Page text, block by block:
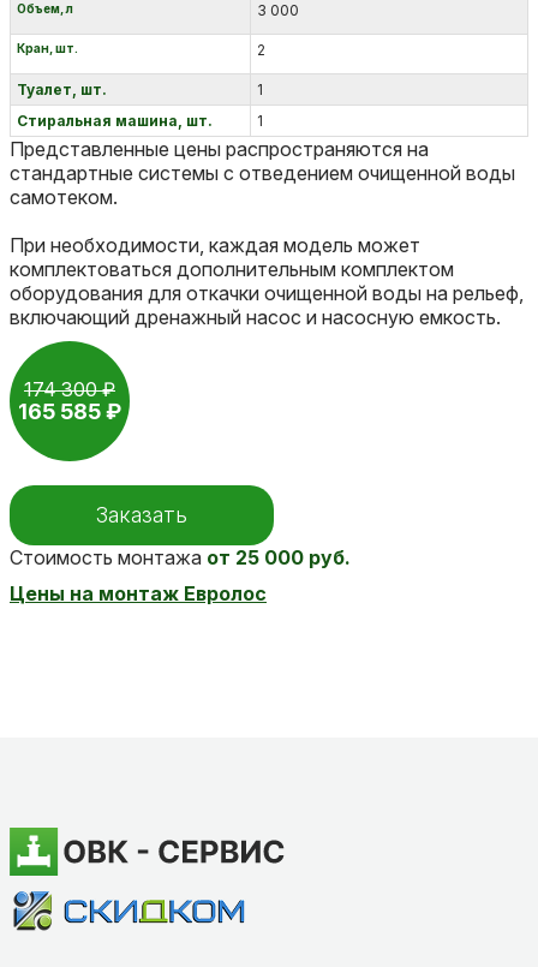
174 300 ₽
165 585 ₽
Заказать
Стоимость монтажа от 25 000 руб.
Цены на монтаж Евролос
Объем, л 3 000
Кран, шт. 2
Туалет, шт.
1
Стиральная машина, шт.
1
Представленные цены распространяются на
стандартные системы с отведением очищенной воды
самотеком.
При необходимости, каждая модель может
комплектоваться дополнительным комплектом
оборудования для откачки очищенной воды на рельеф,
включающий дренажный насос и насосную емкость.